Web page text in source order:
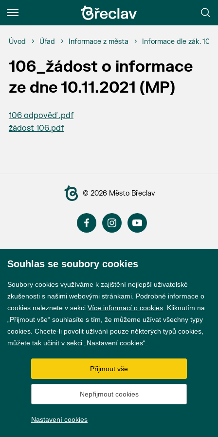
Menu
Úvod Úřad Informace z města Informace dle zák.
106_žádost o informace
ze dne 10.11.2021 (MP)
106 odpověď .pdf
žádost 106.pdf
© 2026 Město Břeclav
Nastavení cookies
Vytvořil webProgress
Souhlas se soubory cookies
Soubory cookies využíváme k zajištění nejlepší uživatelské
zkušenosti s našimi webovými stránkami. Podrobné informace o
cookies naleznete v sekci Více informací o cookies . Kliknutím na
„Přijmout vše“ souhlasíte s tím, že můžeme užívat všechny typy
cookies. Chcete-li povolit užívání pouze některých typů cookies,
můžete tak učinit v sekci „Nastavení cookies“.
Přijmout vše
Nepřijmout cookies
Nastavení cookies